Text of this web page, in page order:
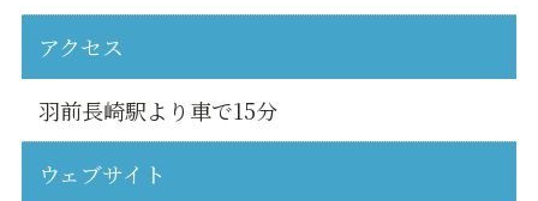
アクセス
羽前長崎駅より車で15分
ウェブサイト